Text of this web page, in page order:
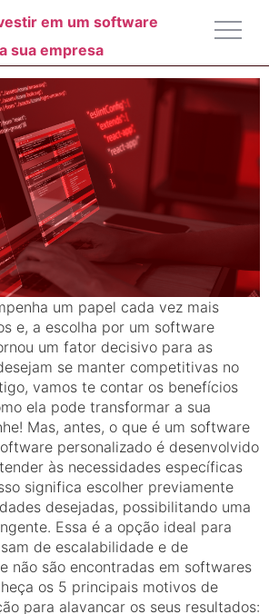
em um software
sua empresa
um papel cada vez mais
e, a escolha por um software
um fator decisivo para as
se manter competitivas no
vamos te contar os benefícios
ela pode transformar a sua
Mas, antes, o que é um software
personalizado é desenvolvido
às necessidades específicas
significa escolher previamente
desejadas, possibilitando uma
Essa é a opção ideal para
de escalabilidade e de
não são encontradas em softwares
os 5 principais motivos de
para alavancar os seus resultados: